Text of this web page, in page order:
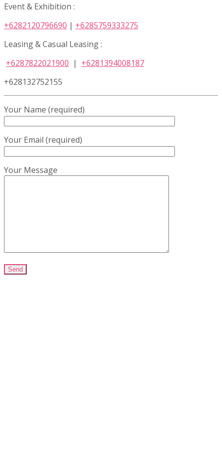
Event & Exhibition :
+6282120796690 | +6285759333275
Leasing & Casual Leasing :
+6287822021900 | +6281394008187
+628132752155
Your Name (required)
Your Email (required)
Your Message